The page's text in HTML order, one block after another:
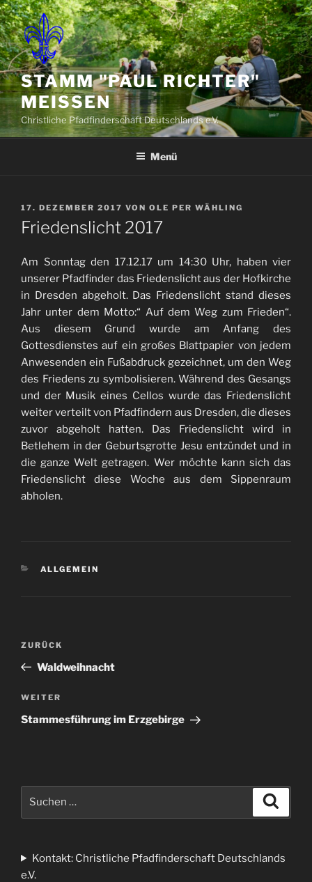
Zum
Inhalt
springen
STAMM "PAUL RICHTER"
MEISSEN
Christliche Pfadfinderschaft Deutschlands e.V.
Menü
VERÖFFENTLICHT
AM
17. DEZEMBER 2017 VON OLE PER WÄHLING
Friedenslicht 2017
Am Sonntag den 17.12.17 um 14:30 Uhr, haben vier
unserer Pfadfinder das Friedenslicht aus der Hofkirche
in Dresden abgeholt. Das Friedenslicht stand dieses
Jahr unter dem Motto:“ Auf dem Weg zum Frieden“.
Aus diesem Grund wurde am Anfang des
Gottesdienstes auf ein großes Blattpapier von jedem
Anwesenden ein Fußabdruck gezeichnet, um den Weg
des Friedens zu symbolisieren. Während des Gesangs
und der Musik eines Cellos wurde das Friedenslicht
weiter verteilt von Pfadfindern aus Dresden, die dieses
zuvor abgeholt hatten. Das Friedenslicht wird in
Betlehem in der Geburtsgrotte Jesu entzündet und in
die ganze Welt getragen. Wer möchte kann sich das
Friedenslicht diese Woche aus dem Sippenraum
abholen.
KATEGORIEN
ALLGEMEIN
Beitrags-
Vorheriger
Beitrag
ZURÜCK
Waldweihnacht
Nächster
Beitrag
WEITER
Stammesführung im Erzgebirge
Kontakt: Christliche Pfadfinderschaft Deutschlands
e.V.